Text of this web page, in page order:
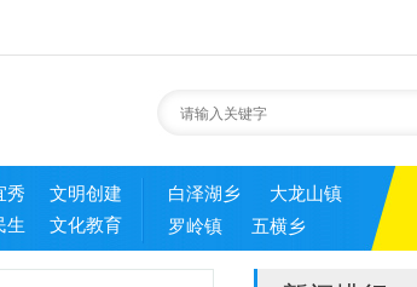
秀
文明创建
生 文化教育
白泽湖乡
大龙山镇
罗岭镇
五横乡